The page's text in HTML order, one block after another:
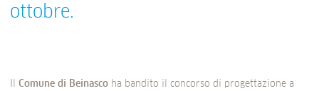
ottobre.
Comune di Beinasco ha bandito il concorso di progettazione a